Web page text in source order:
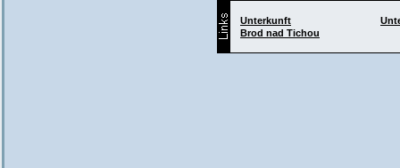
Unterkunft
Brod nad Tichou